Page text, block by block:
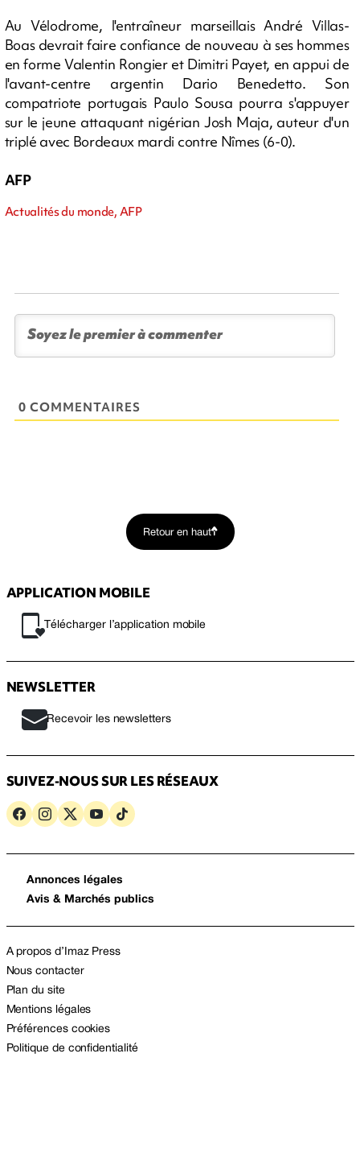
Au Vélodrome, l'entraîneur marseillais André Villas-
Boas devrait faire confiance de nouveau à ses hommes
en forme Valentin Rongier et Dimitri Payet, en appui de
l'avant-centre argentin Dario Benedetto. Son
compatriote portugais Paulo Sousa pourra s'appuyer
sur le jeune attaquant nigérian Josh Maja, auteur d'un
triplé avec Bordeaux mardi contre Nîmes (6-0).
AFP
Actualités du monde, AFP
0 COMMENTAIRES
Retour en haut
APPLICATION MOBILE
Télécharger l’application mobile
NEWSLETTER
Recevoir les newsletters
SUIVEZ-NOUS SUR LES RÉSEAUX
Annonces légales
Avis & Marchés publics
A propos d’Imaz Press
Nous contacter
Plan du site
Mentions légales
Préférences cookies
Politique de confidentialité